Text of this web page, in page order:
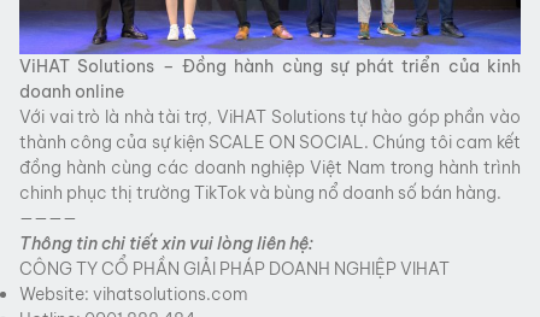
ViHAT Solutions – Đồng hành cùng sự phát triển của kinh
doanh online
Với vai trò là nhà tài trợ, ViHAT Solutions tự hào góp phần vào
thành công của sự kiện SCALE ON SOCIAL. Chúng tôi cam kết
đồng hành cùng các doanh nghiệp Việt Nam trong hành trình
chinh phục thị trường TikTok và bùng nổ doanh số bán hàng.
————
Thông tin chi tiết xin vui lòng liên hệ:
CÔNG TY CỔ PHẦN GIẢI PHÁP DOANH NGHIỆP VIHAT
Website: vihatsolutions.com